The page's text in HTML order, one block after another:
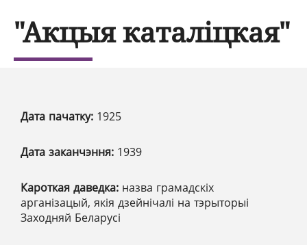
"Акцыя каталіцкая"
Дата пачатку: 1925
Дата заканчэння: 1939
Кароткая даведка: назва грамадскіх
арганізацый, якія дзейнічалі на тэрыторыі
Заходняй Беларусі